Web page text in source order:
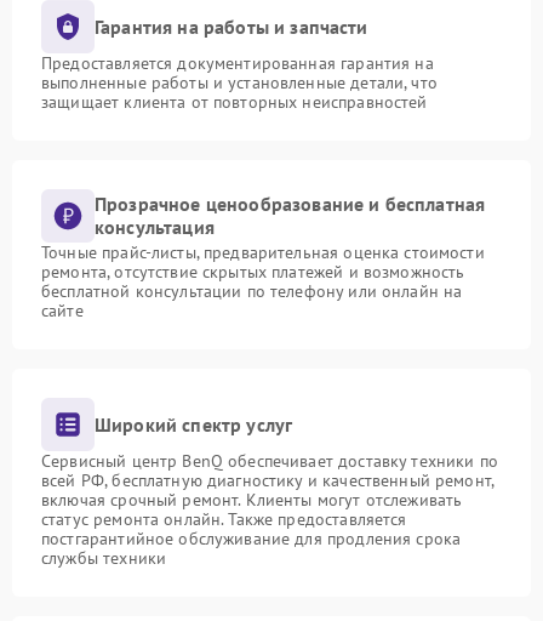
Гарантия на работы и запчасти
Предоставляется документированная гарантия на
выполненные работы и установленные детали, что
защищает клиента от повторных неисправностей
Прозрачное ценообразование и бесплатная
консультация
Точные прайс-листы, предварительная оценка стоимости
ремонта, отсутствие скрытых платежей и возможность
бесплатной консультации по телефону или онлайн на
сайте
Широкий спектр услуг
Сервисный центр BenQ обеспечивает доставку техники по
всей РФ, бесплатную диагностику и качественный ремонт,
включая срочный ремонт. Клиенты могут отслеживать
статус ремонта онлайн. Также предоставляется
постгарантийное обслуживание для продления срока
службы техники